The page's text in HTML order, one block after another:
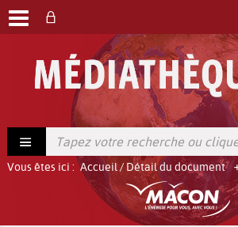
Vous êtes ici : Accueil/ Détail du document